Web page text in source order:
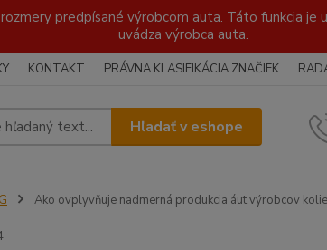
predpísané výrobcom auta. Táto funkcia
uvádza výrobca auta.
KONTAKT PRÁVNA KLASIFIKÁCIA ZNAČIEK
Hľadať v eshope
Ako ovplyvňuje nadmerná produkcia áut výrobcov